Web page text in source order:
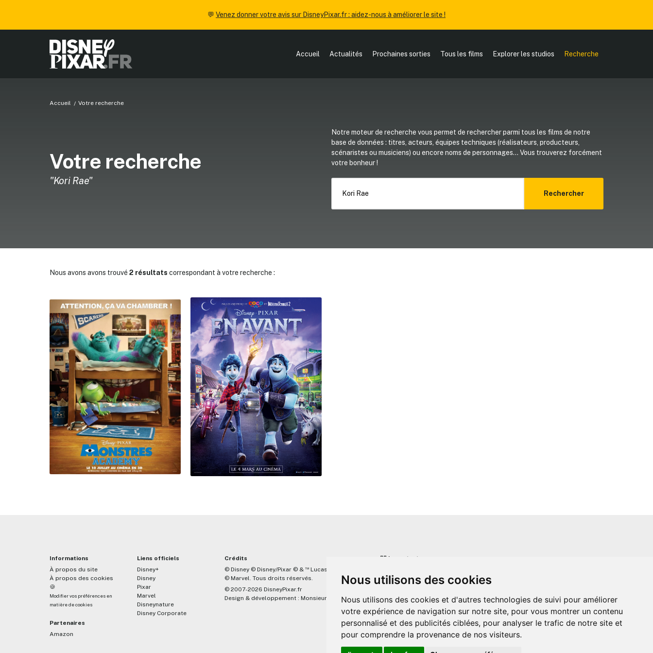
Nous utilisons des cookies
Nous utilisons des cookies et d'autres technologies de suivi pour améliorer
votre expérience de navigation sur notre site, pour vous montrer un contenu
personnalisé et des publicités ciblées, pour analyser le trafic de notre site et
pour comprendre la provenance de nos visiteurs.
💬 Venez donner votre avis sur DisneyPixar.fr : aidez-nous à améliorer le site !
Accueil Actualités Prochaines sorties Tous les films Explorer les studios Recherche
Accueil Votre recherche
Votre recherche
"Kori Rae"
Notre moteur de recherche vous permet de rechercher parmi tous les films de notre
base de données : titres, acteurs, équipes techniques (réalisateurs, producteurs,
scénaristes ou musiciens) ou encore noms de personnages... Vous trouverez forcément
votre bonheur !
Rechercher
Nous avons avons trouvé 2 résultats correspondant à votre recherche :
Informations
À propos du site
À propos des cookies
🍪
Modifier vos préférences en
matière de cookies
Partenaires
Amazon
Liens officiels
Disney+
Disney
Pixar
Marvel
Disneynature
Disney Corporate
Crédits
© Disney © Disney/Pixar © & ™ Lucasfilm LTD
© Marvel. Tous droits réservés.
© 2007-2026 DisneyPixar.fr
Design & développement : MonsieurPaul
☝🏼 Important
lié de quelque manière que ce soit avec The Walt Disney
associés. Toute demande adressée aux studios Disney ou
Pixar sera ignorée. Merci de votre compréhension.
✕